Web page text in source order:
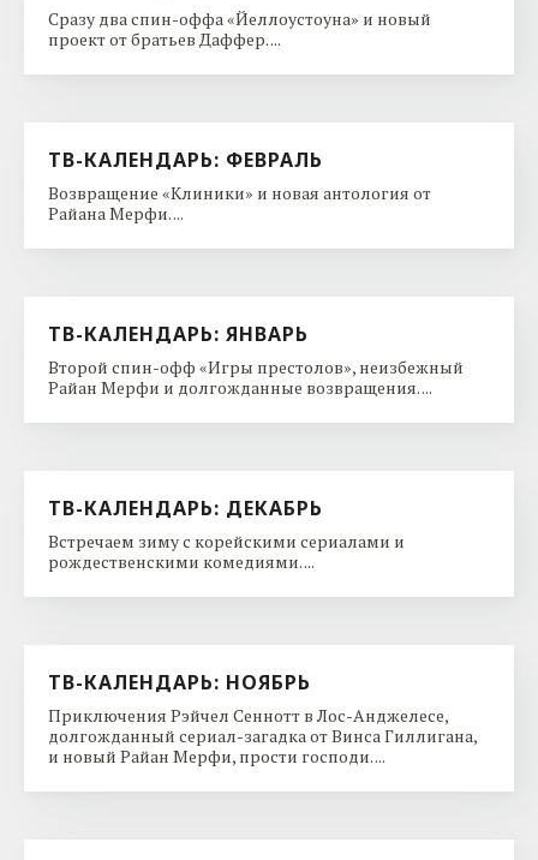
Сразу два спин-оффа «Йеллоустоуна» и новый
проект от братьев Даффер. ...
ТВ-КАЛЕНДАРЬ: ФЕВРАЛЬ
Возвращение «Клиники» и новая антология от
Райана Мерфи. ...
ТВ-КАЛЕНДАРЬ: ЯНВАРЬ
Второй спин-офф «Игры престолов», неизбежный
Райан Мерфи и долгожданные возвращения. ...
ТВ-КАЛЕНДАРЬ: ДЕКАБРЬ
Встречаем зиму с корейскими сериалами и
рождественскими комедиями. ...
ТВ-КАЛЕНДАРЬ: НОЯБРЬ
Приключения Рэйчел Сеннотт в Лос-Анджелесе,
долгожданный сериал-загадка от Винса Гиллигана,
и новый Райан Мерфи, прости господи. ...